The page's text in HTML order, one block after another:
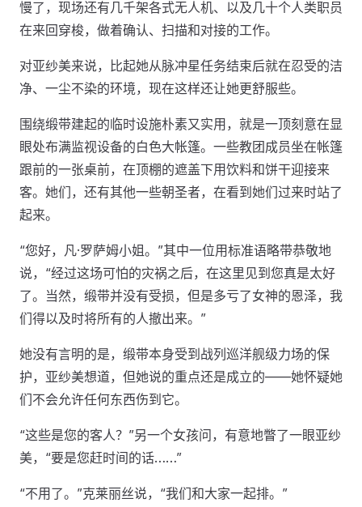
慢了，现场还有几千架各式无人机、以及几十个人类职员
在来回穿梭，做着确认、扫描和对接的工作。
对亚纱美来说，比起她从脉冲星任务结束后就在忍受的洁
净、一尘不染的环境，现在这样还让她更舒服些。
围绕缎带建起的临时设施朴素又实用，就是一顶刻意在显
眼处布满监视设备的白色大帐篷。一些教团成员坐在帐篷
跟前的一张桌前，在顶棚的遮盖下用饮料和饼干迎接来
客。她们，还有其他一些朝圣者，在看到她们过来时站了
起来。
“您好，凡·罗萨姆小姐。”其中一位用标准语略带恭敬地
说，“经过这场可怕的灾祸之后，在这里见到您真是太好
了。当然，缎带并没有受损，但是多亏了女神的恩泽，我
们得以及时将所有的人撤出来。”
她没有言明的是，缎带本身受到战列巡洋舰级力场的保
护，亚纱美想道，但她说的重点还是成立的——她怀疑她
们不会允许任何东西伤到它。
“这些是您的客人？”另一个女孩问，有意地瞥了一眼亚纱
美，“要是您赶时间的话……”
“不用了。”克莱丽丝说，“我们和大家一起排。”